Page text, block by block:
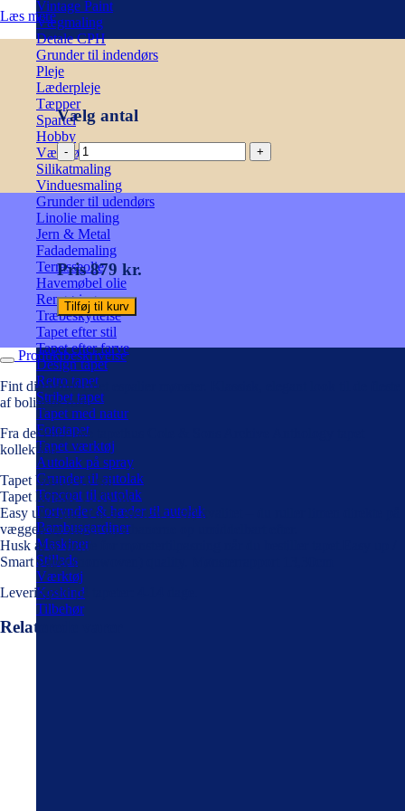
Vintage Paint
Vægmaling
Detale CPH
Grunder til indendørs
Pleje
Læderpleje
Tæpper
Spartel
Hobby
Værktøj
Silikatmaling
Vinduesmaling
Grunder til udendørs
Linolie maling
Jern & Metal
Fadademaling
Terrasseolie
Havemøbel olie
Rengøring
Træbeskyttelse
Tapet efter stil
Tapet efter farve
Design tapet
Retro tapet
Stribet tapet
Tapet med natur
Fototapet
Tapet værktøj
Autolak på spray
Grunder til autolak
Topcoat til autolak
Fortynder & hæder til autolak
Bambusgardiner
Maskiner
Stillads
Værktøj
Koskind
Tilbehør
Læs mere
Vælg antal
Alma,
Porcelænsblå,
Tapet
Cole
&
Son
antal
Pris 879 kr.
Tilføj til kurv
Produktbeskrivelse
Fint diamantformet espalier mønster. Klassisk, elegant look til de fleste
af boligens rum.
Fra det engelske tapethus Cole & Sons Archive Anthology tapet
kollektion.
Tapet bredde 53 cm
Tapet længde 10,05 mt
Easy up/Smart Paper (non-woven) kvalitet – du ruller limen direkte på
væggen og sætter tapetbanerne op umiddelbart efter.
Husk at ta’ højde for mønstertilpasning når du bestiller tapet.Easy up /
Smart Paper (nonwoven) quality. Mønsterrapport 13,30cm
Leveringstid på tapeter: 4-14 dage.
Relaterede varer